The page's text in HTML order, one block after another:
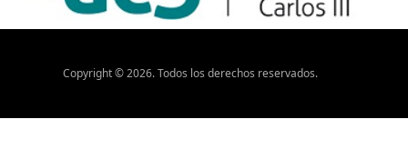
Copyright ©2026. Todos los derechos reservados.